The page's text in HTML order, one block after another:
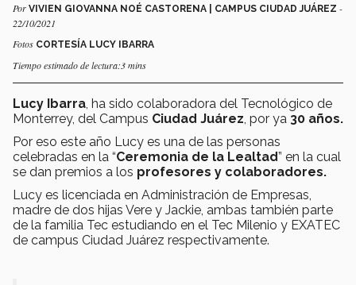
Por VIVIEN GIOVANNA NOÉ CASTORENA | CAMPUS CIUDAD JUÁREZ -
22/10/2021
Fotos CORTESÍA LUCY IBARRA
Tiempo estimado de lectura:3 mins
Lucy Ibarra , ha sido colaboradora del Tecnológico de
Monterrey, del Campus Ciudad Juárez , por ya 30 años.
Por eso este año Lucy es una de las personas
celebradas en la “Ceremonia de la Lealtad” en la cual
se dan premios a los profesores y colaboradores.
Lucy es licenciada en Administración de Empresas,
madre de dos hijas Vere y Jackie, ambas también parte
de la familia Tec estudiando en el Tec Milenio y EXATEC
de campus Ciudad Juárez respectivamente.